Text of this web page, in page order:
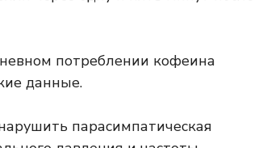
потреблении кофеина
данные.
парасимпатическая